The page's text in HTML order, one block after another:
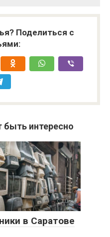
Поделиться с
интересно
0
в Саратове